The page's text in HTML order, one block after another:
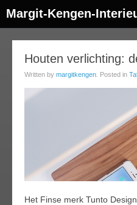
Margit-Kengen-
Houten verlichting:
Written by margitkengen . Posted in
Het Finse merk Tunto